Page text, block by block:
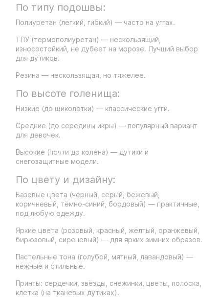
По типу подошвы:
Полиуретан (лёгкий, гибкий) — часто на уггах.
ТПУ (термополиуретан) — нескользящий,
износостойкий, не дубеет на морозе. Лучший выбор
для дутиков.
Резина — нескользящая, но тяжелее.
По высоте голенища:
Низкие (до щиколотки) — классические угги.
Средние (до середины икры) — популярный вариант
для девочек.
Высокие (почти до колена) — дутики и
снегозащитные модели.
По цвету и дизайну:
Базовые цвета (чёрный, серый, бежевый,
коричневый, тёмно-синий, бордовый) — практичные,
под любую одежду.
Яркие цвета (розовый, красный, жёлтый, оранжевый,
бирюзовый, сиреневый) — для ярких зимних образов.
Пастельные тона (голубой, мятный, лавандовый) —
нежные и стильные.
Принты: сердечки, звёзды, снежинки, цветы, полоска,
клетка (на тканевых дутиках).